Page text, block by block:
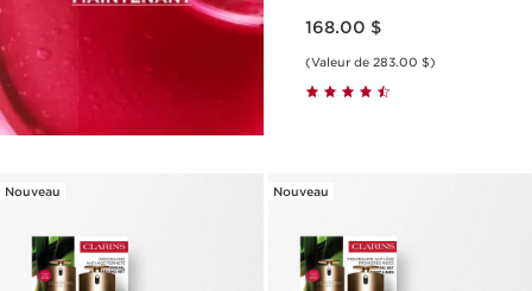
168.00 $
(Valeur de 283.00 $)
Nouveau Nouveau